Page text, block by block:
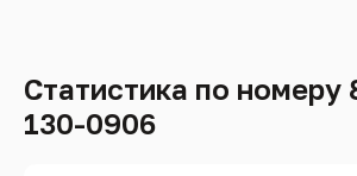
Статистика по номеру
130-0906